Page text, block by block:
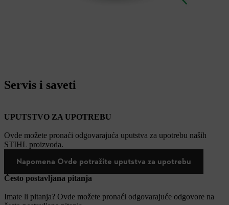
Servis i saveti
UPUTSTVO ZA UPOTREBU
Ovde možete pronaći odgovarajuća uputstva za upotrebu naših
STIHL proizvoda.
Napomena Ovde potražite uputstva za upotrebu
Često postavljana pitanja
Imate li pitanja? Ovde možete pronaći odgovarajuće odgovore na